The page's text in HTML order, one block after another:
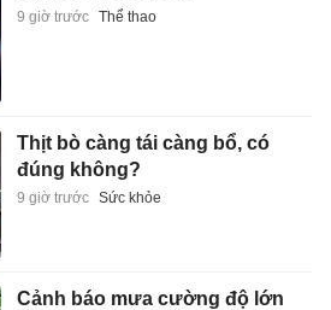
9 giờ trước Thể thao
Thịt bò càng tái càng bổ, có
đúng không?
9 giờ trước Sức khỏe
Cảnh báo mưa cường độ lớn